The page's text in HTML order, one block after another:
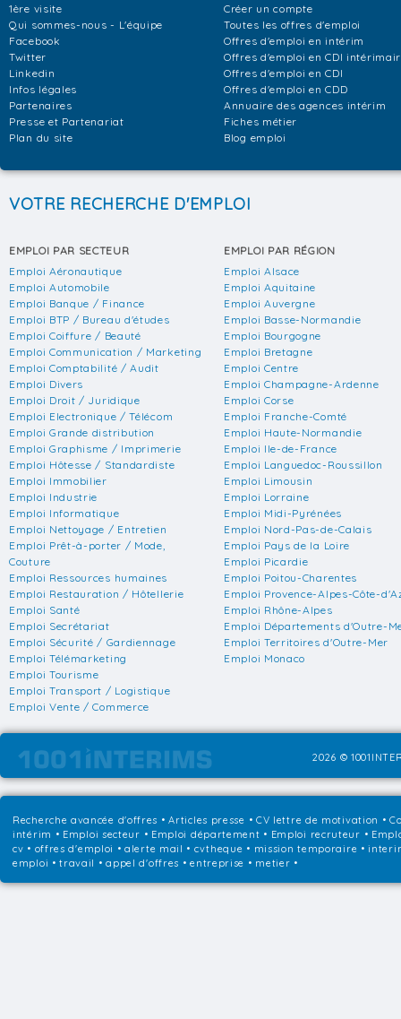
1ère visite
Qui sommes-nous - L'équipe
Facebook
Twitter
Linkedin
Infos légales
Partenaires
Presse et Partenariat
Plan du site
Créer un compte
Toutes les offres d'emploi
Offres d'emploi en intérim
Offres d'emploi en CDI
Offres d'emploi en CDI
Offres d'emploi en CDD
Annuaire des agences intérim
Fiches métier
Blog emploi
VOTRE RECHERCHE D'EMPLOI
EMPLOI PAR SECTEUR
Emploi Aéronautique
Emploi Automobile
Emploi Banque / Finance
Emploi BTP / Bureau d'études
Emploi Coiffure / Beauté
Emploi Communication / Marketing
Emploi Comptabilité / Audit
Emploi Divers
Emploi Droit / Juridique
Emploi Electronique / Télécom
Emploi Grande distribution
Emploi Graphisme / Imprimerie
Emploi Hôtesse / Standardiste
Emploi Immobilier
Emploi Industrie
Emploi Informatique
Emploi Nettoyage / Entretien
Emploi Prêt-à-porter / Mode,
Couture
Emploi Ressources humaines
Emploi Restauration / Hôtellerie
Emploi Santé
Emploi Secrétariat
Emploi Sécurité / Gardiennage
Emploi Télémarketing
Emploi Tourisme
Emploi Transport / Logistique
Emploi Vente / Commerce
EMPLOI PAR RÉGION
Emploi Alsace
Emploi Aquitaine
Emploi Auvergne
Emploi Basse-Normandie
Emploi Bourgogne
Emploi Bretagne
Emploi Centre
Emploi Champagne-Ardenne
Emploi Corse
Emploi Franche-Comté
Emploi Haute-Normandie
Emploi Ile-de-France
Emploi Languedoc-Roussillon
Emploi Limousin
Emploi Lorraine
Emploi Midi-Pyrénées
Emploi Nord-Pas-de-Calais
Emploi Pays de la Loire
Emploi Picardie
Emploi Poitou-Charentes
Emploi Provence-Alpes-Côte-
Emploi Rhône-Alpes
Emploi Départements d'Outre-
Emploi Territoires d'Outre-Mer
Emploi Monaco
2026 ©
Recherche avancée d'offres •Articles presse • CV lettre de motivation •
intérim • Emploi secteur • Emploi département • Emploi recruteur •
cv • offres d'emploi • alerte mail • cvtheque • mission temporaire •
emploi • travail • appel d'offres • entreprise • metier •